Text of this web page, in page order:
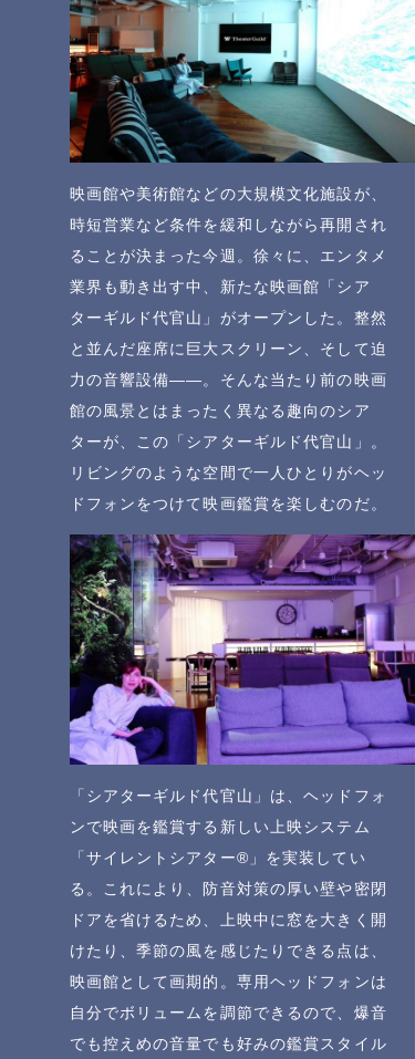
映画館や美術館などの大規模文化施設が、
時短営業など条件を緩和しながら再開され
ることが決まった今週。徐々に、エンタメ
業界も動き出す中、新たな映画館「シア
ターギルド代官山」がオープンした。整然
と並んだ座席に巨大スクリーン、そして迫
力の音響設備――。そんな当たり前の映画
館の風景とはまったく異なる趣向のシア
ターが、この「シアターギルド代官山」。
リビングのような空間で一人ひとりがヘッ
ドフォンをつけて映画鑑賞を楽しむのだ。
「シアターギルド代官山」は、ヘッドフォ
ンで映画を鑑賞する新しい上映システム
「サイレントシアター®️」を実装してい
る。これにより、防音対策の厚い壁や密閉
ドアを省けるため、上映中に窓を大きく開
けたり、季節の風を感じたりできる点は、
映画館として画期的。専用ヘッドフォンは
自分でボリュームを調節できるので、爆音
でも控えめの音量でも好みの鑑賞スタイル